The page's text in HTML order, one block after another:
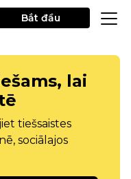
Bắt đầu
lai
tiešsaistes
sociālajos